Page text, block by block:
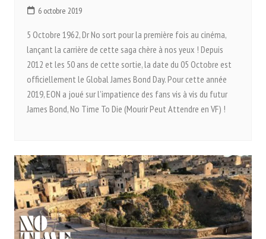
6 octobre 2019
5 Octobre 1962, Dr No sort pour la première fois au cinéma,
lançant la carrière de cette saga chère à nos yeux ! Depuis
2012 et les 50 ans de cette sortie, la date du 05 Octobre est
officiellement le Global James Bond Day. Pour cette année
2019, EON a joué sur l’impatience des fans vis à vis du futur
James Bond, No Time To Die (Mourir Peut Attendre en VF) !